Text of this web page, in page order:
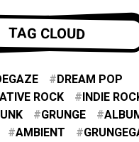
TAG CLOUD
DREAM POP
ROCK
INDIE
GRUNGE
AMBIENT